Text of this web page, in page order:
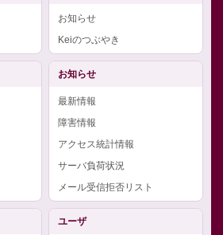
お知らせ
Keiのつぶやき
お知らせ
最新情報
障害情報
アクセス統計情報
サーバ負荷状況
メール受信拒否リスト
ユーザ